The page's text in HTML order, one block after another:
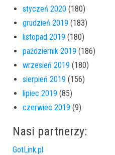
styczeń 2020 (180)
grudzień 2019 (183)
listopad 2019 (180)
październik 2019 (186)
wrzesień 2019 (180)
sierpień 2019 (156)
lipiec 2019 (85)
czerwiec 2019 (9)
Nasi partnerzy:
GotLink.pl